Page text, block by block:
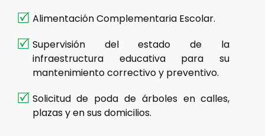
Alimentación Complementaria Escolar.
Supervisión del estado de la
infraestructura educativa para su
mantenimiento correctivo y preventivo.
Solicitud de poda de árboles en calles,
plazas y en sus domicilios.